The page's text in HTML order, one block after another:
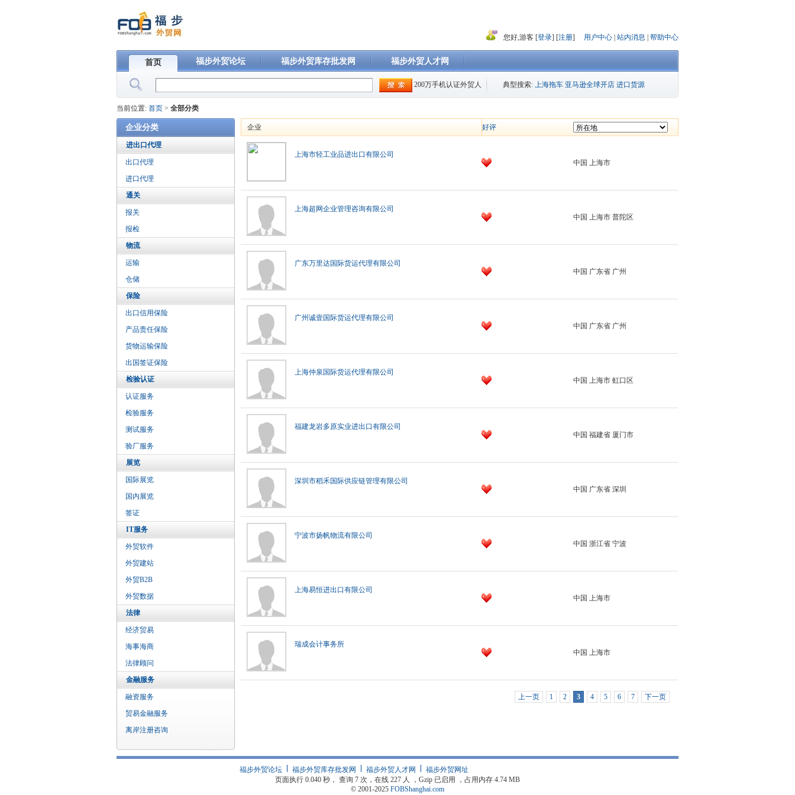
您好,游客 [登录] [注册] 用户中心 站内消息 帮助中心
首页 福步外贸论坛 福步外贸库存批发网 福步外贸人才网
200万手机认证外贸人 典型搜索: 上海拖车 亚马逊全球开店 进口货源
当前位置: 首页 > 全部分类
企业分类
进出口代理
出口代理
进口代理
通关
报关
报检
物流
运输
仓储
保险
出口信用保险
产品责任保险
货物运输保险
出国签证保险
检验认证
认证服务
检验服务
测试服务
验厂服务
展览
国际展览
国内展览
签证
IT服务
外贸软件
外贸建站
外贸B2B
外贸数据
法律
经济贸易
海事海商
法律顾问
金融服务
融资服务
贸易金融服务
离岸注册咨询
企业 好评
上海市轻工业品进出口有限公司
中国 上海市
上海超网企业管理咨询有限公司
中国 上海市 普陀区
广东万里达国际货运代理有限公司
中国 广东省 广州
广州诚壹国际货运代理有限公司
中国 广东省 广州
上海仲泉国际货运代理有限公司
中国 上海市 虹口区
福建龙岩多原实业进出口有限公司
中国 福建省 厦门市
深圳市稻禾国际供应链管理有限公司
中国 广东省 深圳
宁波市扬帆物流有限公司
中国 浙江省 宁波
上海易恒进出口有限公司
中国 上海市
瑞成会计事务所
中国 上海市
上一页 1 2 3 4 5 6 7 下一页
福步外贸论坛 福步外贸库存批发网 福步外贸人才网
福步外贸网址
页面执行 0.040 秒， 查询 7 次，在线 227 人 ，Gzip 已启用 ，占用内存 4.74 MB
© 2001-2025 FOBShanghai.com